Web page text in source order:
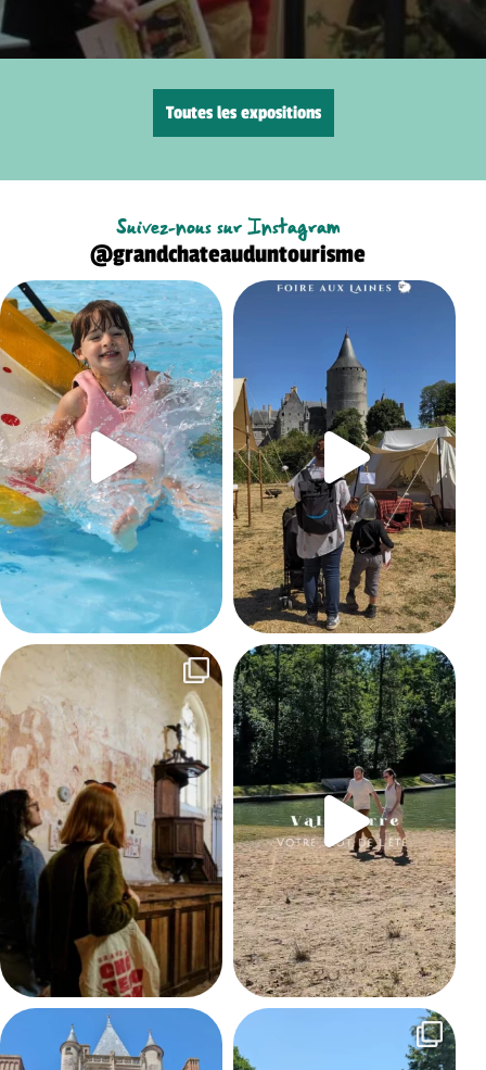
Toutes les expositions
Suivez-nous sur Instagram
@grandchateauduntourisme